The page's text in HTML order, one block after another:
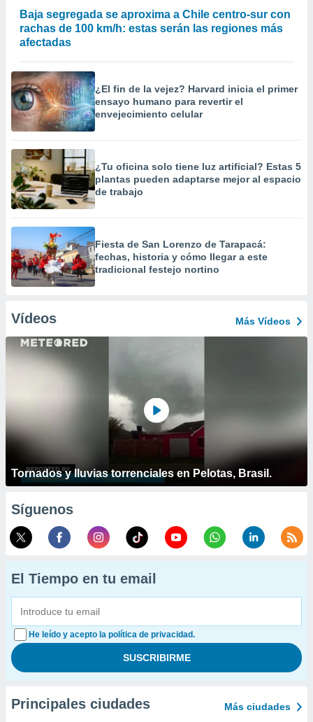
Baja segregada se aproxima a Chile centro-sur con
rachas de 100 km/h: estas serán las regiones más
afectadas
¿El fin de la vejez? Harvard inicia el primer
ensayo humano para revertir el
envejecimiento celular
¿Tu oficina solo tiene luz artificial? Estas 5
plantas pueden adaptarse mejor al espacio
de trabajo
Fiesta de San Lorenzo de Tarapacá:
fechas, historia y cómo llegar a este
tradicional festejo nortino
Vídeos Más Vídeos
Tornados y lluvias torrenciales en Pelotas, Brasil.
Síguenos
El Tiempo en tu email
He leído y acepto la política de privacidad.
Principales ciudades Más ciudades